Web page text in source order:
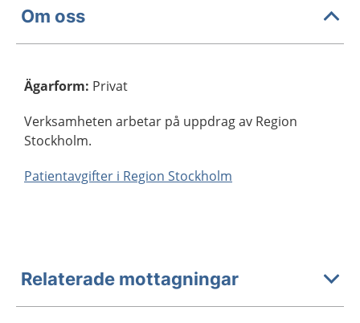
Om oss
Ägarform: Privat
Verksamheten arbetar på uppdrag av Region
Stockholm.
Patientavgifter i Region Stockholm
Relaterade mottagningar